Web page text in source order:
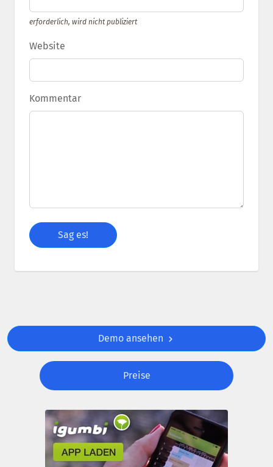
erforderlich, wird nicht publiziert
Website
Kommentar
Demo ansehen
Preise